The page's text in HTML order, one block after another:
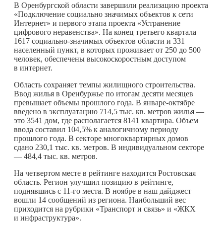
В Оренбургской области завершили реализацию проекта
«Подключение социально значимых объектов к сети
Интернет» и первого этапа проекта «Устранение
цифрового неравенства». На конец третьего квартала
1617 социально-значимых объектов области и 331
населенный пункт, в которых проживает от 250 до 500
человек, обеспечены высокоскоростным доступом
в интернет.
Область сохраняет темпы жилищного строительства.
Ввод жилья в Оренбуржье по итогам десяти месяцев
превышает объемы прошлого года. В январе-октябре
введено в эксплуатацию 714,5 тыс. кв. метров жилья —
это 3541 дом, где располагается 8141 квартира. Объем
ввода составил 104,5% к аналогичному периоду
прошлого года. В секторе многоквартирных домов
сдано 230,1 тыс. кв. метров. В индивидуальном секторе
— 484,4 тыс. кв. метров.
На четвертом месте в рейтинге находится Ростовская
область. Регион улучшил позицию в рейтинге,
поднявшись с 11-го места. В ноябре в наш дайджест
вошли 14 сообщений из региона. Наибольший вес
приходится на рубрики «Транспорт и связь» и «ЖКХ
и инфраструктура».